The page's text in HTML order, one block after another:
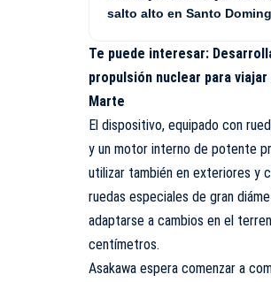
salto alto en Santo
Te puede interesar:
propulsión nuclear para viajar
Marte
El dispositivo, equipado con
y un motor interno de potente
utilizar también en exteriores y
ruedas especiales de gran
adaptarse a cambios en el
centímetros.
Asakawa espera comenzar a